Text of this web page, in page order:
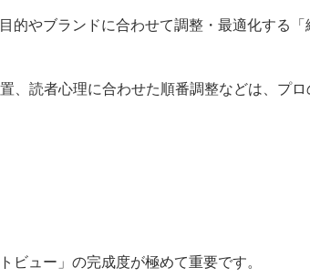
やブランドに合わせて調整・最適化する「
、読者心理に合わせた順番調整などは、プ
ビュー」の完成度が極めて重要です。